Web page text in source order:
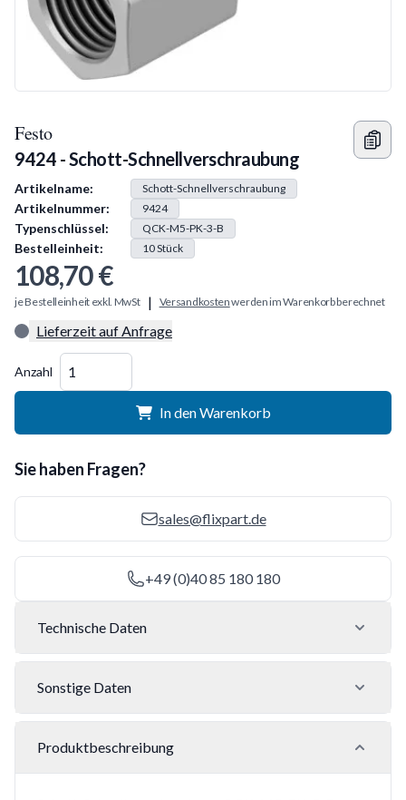
Festo
9424 - Schott-Schnellverschraubung
Produkt Information
Artikelname: Schott-Schnellverschraubung
Artikelnummer: 9424
Typenschlüssel: QCK-M5-PK-3-B
Bestelleinheit: 10Stück
108,70 €
je Bestelleinheit exkl. MwSt | Versandkostenwerden im Warenkorb berechnet
Lieferzeit auf Anfrage
Anzahl
In den Warenkorb
Sie haben Fragen?
sales@flixpart.de
+49 (0)40 85 180 180
Technische Daten
Sonstige Daten
Produktbeschreibung